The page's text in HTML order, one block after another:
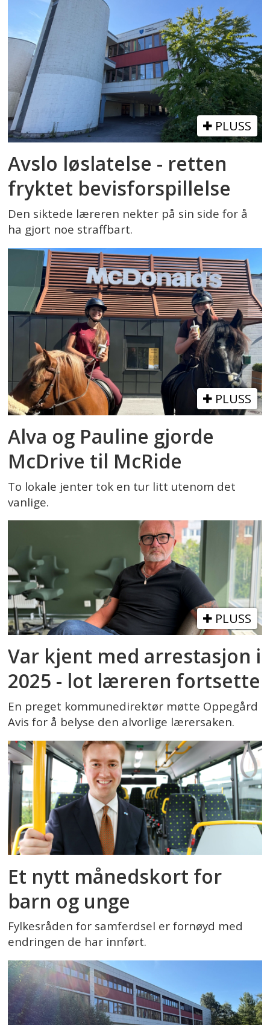
PLUSS
Avslo løslatelse - retten
fryktet bevisforspillelse
Den siktede læreren nekter på sin side for å
ha gjort noe straffbart.
PLUSS
Alva og Pauline gjorde
McDrive til McRide
To lokale jenter tok en tur litt utenom det
vanlige.
PLUSS
Var kjent med arrestasjon i
2025 - lot læreren fortsette
En preget kommunedirektør møtte Oppegård
Avis for å belyse den alvorlige lærersaken.
Et nytt månedskort for
barn og unge
Fylkesråden for samferdsel er fornøyd med
endringen de har innført.